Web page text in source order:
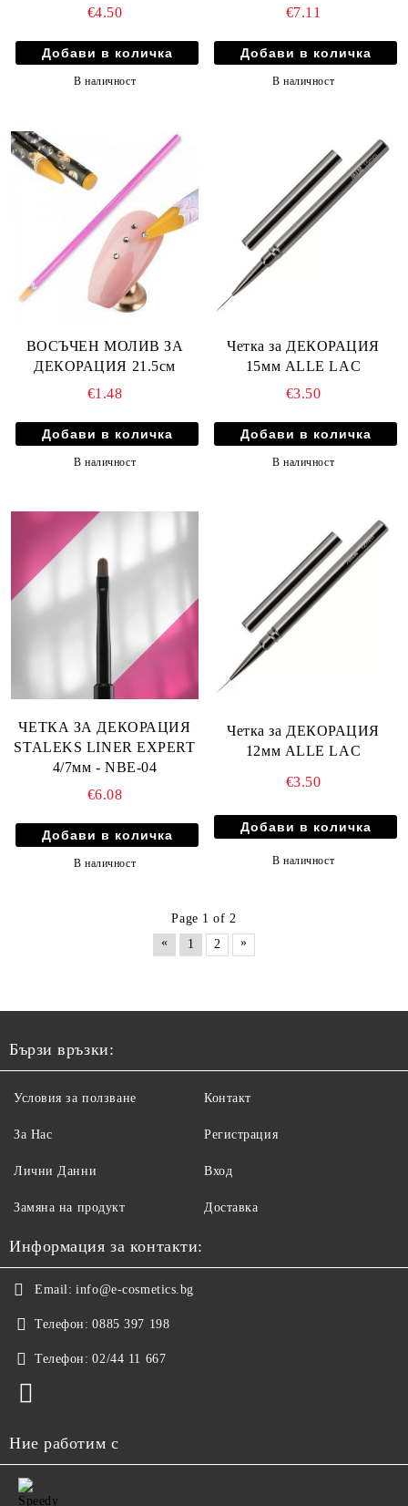
€4.50
В наличност
€7.11
В наличност
ВОСЪЧЕН МОЛИВ ЗА
ДЕКОРАЦИЯ 21.5см
€1.48
В наличност
Четка за ДЕКОРАЦИЯ
15мм ALLE LAC
€3.50
В наличност
ЧЕТКА ЗА ДЕКОРАЦИЯ
STALEKS LINER EXPERT
4/7мм - NBE-04
€6.08
В наличност
Четка за ДЕКОРАЦИЯ
12мм ALLE LAC
€3.50
В наличност
Page 1 of 2
«
1 2 »
Бързи връзки:
Условия за ползване
За Нас
Лични Данни
Замяна на продукт
Контакт
Регистрация
Вход
Доставка
Информация за контакти:
Email: info@e-cosmetics.bg
Телефон: 0885 397 198
Телефон: 02/44 11 667
Ние работим с